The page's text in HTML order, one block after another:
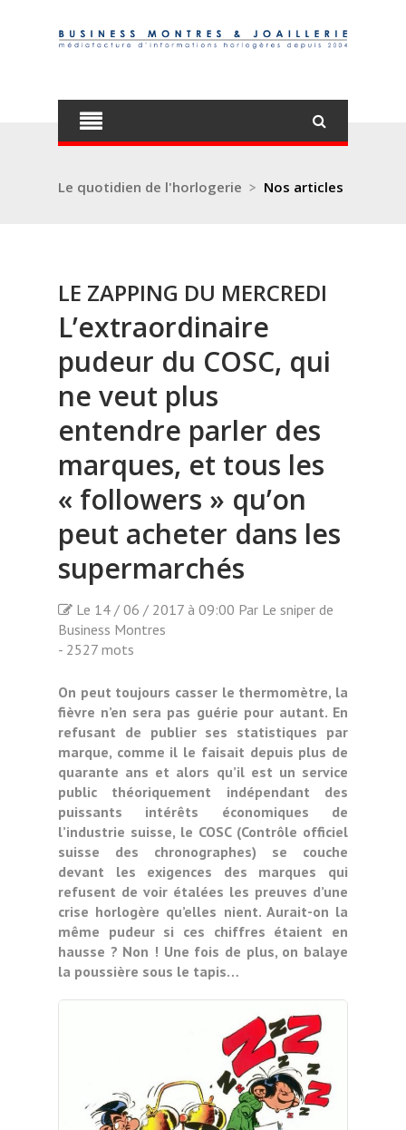
Le quotidien de l'horlogerie > Nos articles
LE ZAPPING DU MERCREDI
L’extraordinaire
pudeur du COSC, qui
ne veut plus
entendre parler des
marques, et tous les
« followers » qu’on
peut acheter dans les
supermarchés
Le 14 / 06 / 2017 à 09:00 Par Le sniper de
Business Montres
- 2527 mots
On peut toujours casser le thermomètre, la
fièvre n’en sera pas guérie pour autant. En
refusant de publier ses statistiques par
marque, comme il le faisait depuis plus de
quarante ans et alors qu’il est un service
public théoriquement indépendant des
puissants intérêts économiques de
l’industrie suisse, le COSC (Contrôle officiel
suisse des chronographes) se couche
devant les exigences des marques qui
refusent de voir étalées les preuves d’une
crise horlogère qu’elles nient. Aurait-on la
même pudeur si ces chiffres étaient en
hausse ? Non ! Une fois de plus, on balaye
la poussière sous le tapis…